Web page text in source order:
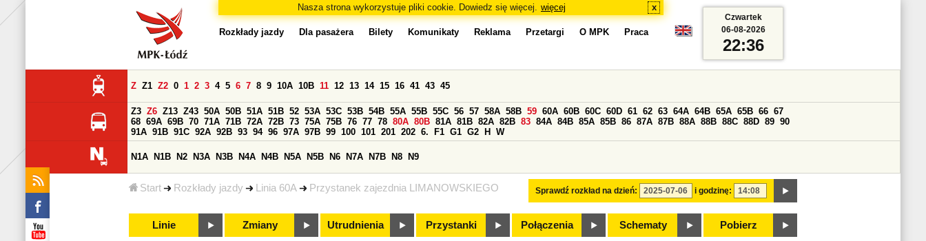
Nasza strona wykorzystuje pliki cookie. Dowiedz się więcej. więcej x
Start Rozkłady jazdy Linia 60A Przystanek zajezdnia LIMANOWSKIEGO
Rozkłady jazdy Dla pasażera Bilety Komunikaty Reklama Przetargi O MPK Praca
Sprawdź rozkład na dzień: i godzinę:
Z Z1 Z2 0 1 2 3 4 5 6 7 8 9 10A 10B 11 12 13 14 15 16 41 43 45
Z3 Z6 Z13 Z43 50A 50B 51A 51B 52 53A 53C 53B 54B 55A 55B 55C 56 57 58A 58B 59 60A 60B 60C 60D 61 62 63 64A 64B 65A 65B 66 67
68 69A 69B 70 71A 71B 72A 72B 73 75A 75B 76 77 78 80A 80B 81A 81B 82A 82B 83 84A 84B 85A 85B 86 87A 87B 88A 88B 88C 88D 89 90
91A 91B 91C 92A 92B 93 94 96 97A 97B 99 100 101 201 202 6. F1 G1 G2 H W
N1A N1B N2 N3A N3B N4A N4B N5A N5B N6 N7A N7B N8 N9
Linie Zmiany Utrudnienia Przystanki Połączenia Schematy Pobierz
Czwartek
06-08-2026
22:36